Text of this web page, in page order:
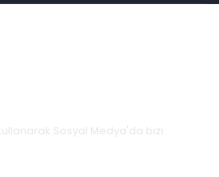
Sosyal Medya'da bizi